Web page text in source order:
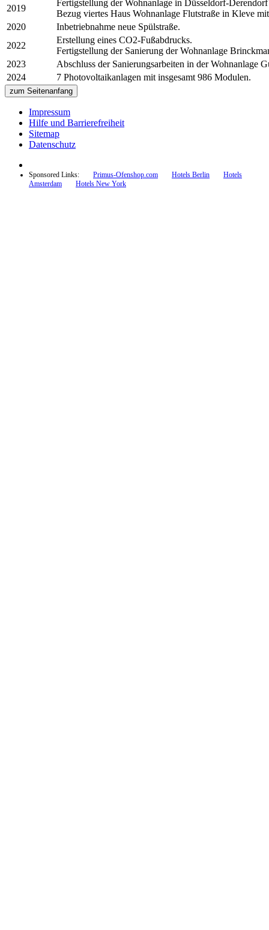
2019
Fertigstellung der Wohnanlage in Düsseldorf-
Bezug viertes Haus Wohnanlage Flutstraße in Kleve
2020
Inbetriebnahme neue Spülstraße.
2022
Erstellung eines CO2-Fußabdrucks.
Fertigstellung der Sanierung der Wohnanlage
2023
Abschluss der Sanierungsarbeiten in der Wohnanlage
2024
7 Photovoltaikanlagen mit insgesamt 986 Modulen.
zum Seitenanfang
Impressum
Hilfe und Barrierefreiheit
Sitemap
Datenschutz
Sponsored Links: Primus-Ofenshop.com Hotels Berlin
Hotels
Amsterdam
Hotels New York